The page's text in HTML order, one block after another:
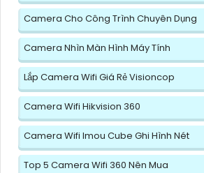
Camera Cho Công Trình Chuyên Dụng
Camera Nhìn Màn Hình Máy Tính
Lắp Camera Wifi Giá Rẻ Visioncop
Camera Wifi Hikvision 360
Camera Wifi Imou Cube Ghi Hình Nét
Top 5 Camera Wifi 360 Nên Mua